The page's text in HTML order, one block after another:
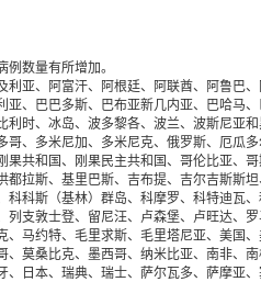
数量有所增加。
利亚、阿富汗、阿根廷、阿联酋、阿鲁巴
亚、巴巴多斯、巴布亚新几内亚、巴哈马
利时、冰岛、波多黎各、波兰、波斯尼亚
哥、多米尼加、多米尼克、俄罗斯、厄瓜
果共和国、刚果民主共和国、哥伦比亚、
都拉斯、基里巴斯、吉布提、吉尔吉斯斯
科科斯（基林）群岛、科摩罗、科特迪瓦
列支敦士登、留尼汪、卢森堡、卢旺达、
、马约特、毛里求斯、毛里塔尼亚、美国
、莫桑比克、墨西哥、纳米比亚、南非、
、日本、瑞典、瑞士、萨尔瓦多、萨摩亚